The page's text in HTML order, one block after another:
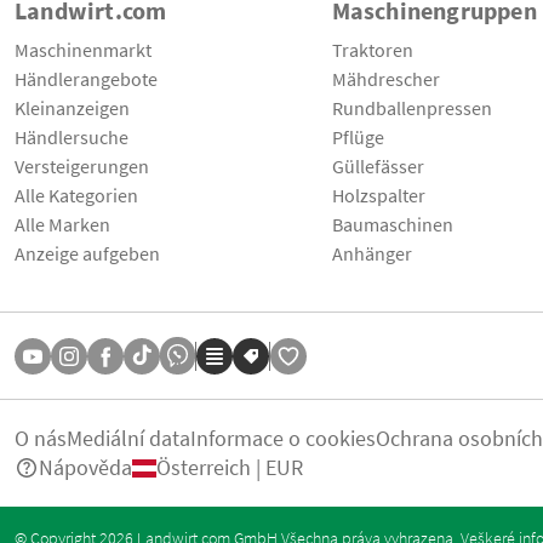
Landwirt.com
Maschinenmarkt
Händlerangebote
Kleinanzeigen
Händlersuche
Versteigerungen
Alle Kategorien
Alle Marken
Anzeige aufgeben
Maschinengruppen
Traktoren
Mähdrescher
Rundballenpressen
Pflüge
Güllefässer
Holzspalter
Baumaschinen
Anhänger
O násMediální dataInformace o cookiesOchrana
Nápověda
Österreich | EUR
© Copyright 2026 Landwirt.com GmbH Všechna práva vyhrazena. Veškeré